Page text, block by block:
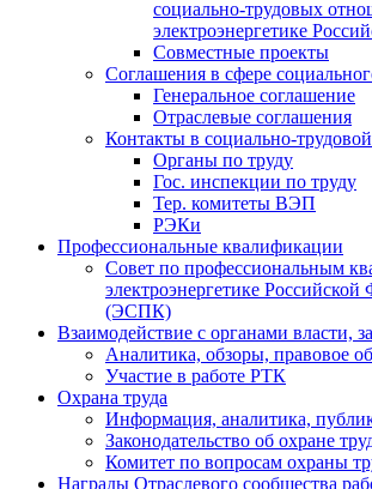
социально-трудовых
электроэнергетике
Совместные проекты
Соглашения в сфере
Генеральное соглашение
Отраслевые соглашения
Контакты в социально-
Органы по труду
Гос. инспекции по труду
Тер. комитеты ВЭП
РЭКи
Профессиональные квалификации
Совет по профессиональным
электроэнергетике Российской
(ЭСПК)
Взаимодействие с органами власти,
Аналитика, обзоры, правовое
Участие в работе РТК
Охрана труда
Информация, аналитика,
Законодательство об охране
Комитет по вопросам охраны
Награды Отраслевого сообщества